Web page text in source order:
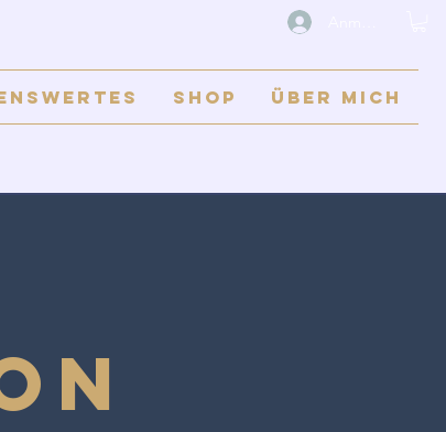
Shop Über mich